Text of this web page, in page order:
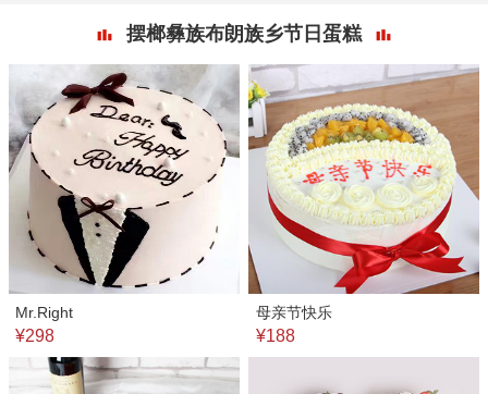
摆榔彝族布朗族乡节日蛋糕
Mr.Right
¥298
母亲节快乐
¥188